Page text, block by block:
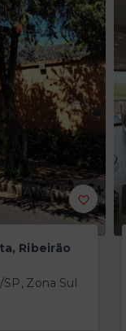
Ribeirão
Zona Sul